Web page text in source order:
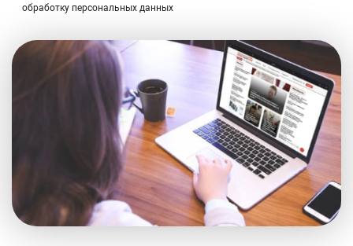
обработку персональных данных